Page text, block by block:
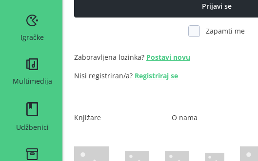
Igračke
Multimedija
Udžbenici
Zapamti me
Zaboravljena lozinka? Postavi novu
Nisi registriran/a? Registriraj se
Knjižare O nama
WsPay web stranicaMaestro web stranicaMastercard web stranica
American
Visa